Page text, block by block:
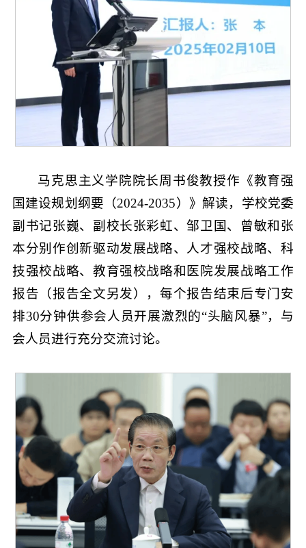
马克思主义学院院长周书俊教授作《教育强
国建设规划纲要（2024-2035）》解读，学校党委
副书记张巍、副校长张彩虹、邹卫国、曾敏和张
本分别作创新驱动发展战略、人才强校战略、科
技强校战略、教育强校战略和医院发展战略工作
报告（报告全文另发），每个报告结束后专门安
排30分钟供参会人员开展激烈的“头脑风暴”，与
会人员进行充分交流讨论。